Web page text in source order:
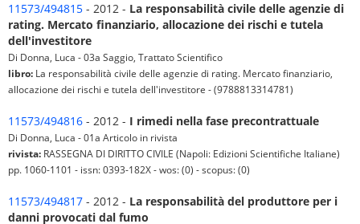
11573/494815 - 2012 - La responsabilità civile delle agenzie di
rating. Mercato finanziario, allocazione dei rischi e tutela
dell'investitore
Di Donna, Luca - 03a Saggio, Trattato Scientifico
libro: La responsabilità civile delle agenzie di rating. Mercato finanziario,
allocazione dei rischi e tutela dell'investitore - (9788813314781)
11573/494816 - 2012 - I rimedi nella fase precontrattuale
Di Donna, Luca - 01a Articolo in rivista
rivista: RASSEGNA DI DIRITTO CIVILE (Napoli: Edizioni Scientifiche Italiane)
pp. 1060-1101 - issn: 0393-182X - wos: (0) - scopus: (0)
11573/494817 - 2012 - La responsabilità del produttore per i
danni provocati dal fumo